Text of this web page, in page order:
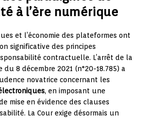
à l’ère numérique
et l’économie des plateformes ont
significative des principes
contractuelle. L’arrêt de la
du 8 décembre 2021 (n°20-18.785) a
novatrice concernant les
, en imposant une
mise en évidence des clauses
La Cour exige désormais un